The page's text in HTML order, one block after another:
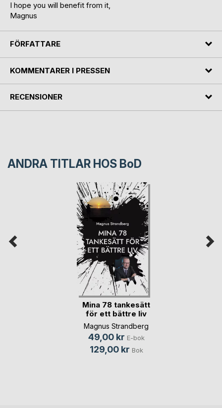
I hope you will benefit from it,
Magnus
FÖRFATTARE
KOMMENTARER I PRESSEN
RECENSIONER
ANDRA TITLAR HOS BoD
Mina 78 tankesätt
för ett bättre liv
Magnus Strandberg
49,00 kr E-bok
129,00 kr Bok